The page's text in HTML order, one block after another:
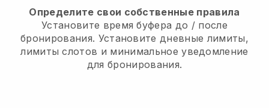
Определите свои собственные правила
Установите время буфера до / после
бронирования. Установите дневные лимиты,
лимиты слотов и минимальное уведомление
для бронирования.